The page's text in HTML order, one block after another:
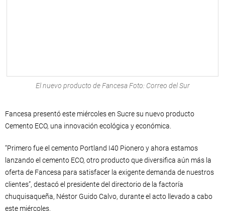
El nuevo producto de Fancesa Foto: Correo del Sur
Fancesa presentó este miércoles en Sucre su nuevo producto
Cemento ECO, una innovación ecológica y económica.
“Primero fue el cemento Portland I40 Pionero y ahora estamos
lanzando el cemento ECO, otro producto que diversifica aún más la
oferta de Fancesa para satisfacer la exigente demanda de nuestros
clientes”, destacó el presidente del directorio de la factoría
chuquisaqueña, Néstor Guido Calvo, durante el acto llevado a cabo
este miércoles.